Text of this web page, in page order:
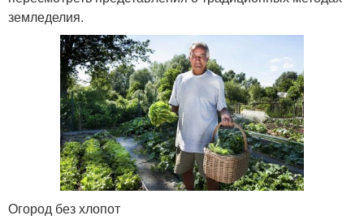
земледелия.
Огород без хлопот